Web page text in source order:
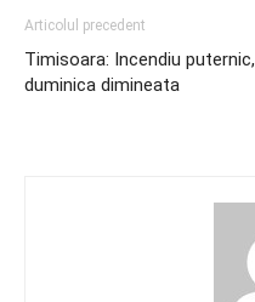
Articolul precedent
Timisoara: Incendiu puternic,
duminica dimineata